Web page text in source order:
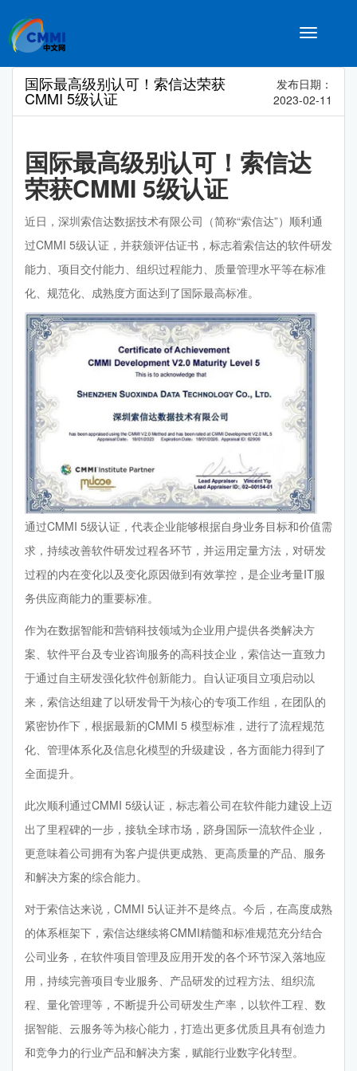
Toggle
国际最高级别认可！索信达荣获
CMMI 5级认证
发布日期：
2023-02-11
国际最高级别认可！索信达
荣获CMMI 5级认证
近日，深圳索信达数据技术有限公司（简称“索信达”）顺利通
过CMMI 5级认证，并获颁评估证书，标志着索信达的软件研发
能力、项目交付能力、组织过程能力、质量管理水平等在标准
化、规范化、成熟度方面达到了国际最高标准。
通过CMMI 5级认证，代表企业能够根据自身业务目标和价值需
求，持续改善软件研发过程各环节，并运用定量方法，对研发
过程的内在变化以及变化原因做到有效掌控，是企业考量IT服
务供应商能力的重要标准。
作为在数据智能和营销科技领域为企业用户提供各类解决方
案、软件平台及专业咨询服务的高科技企业，索信达一直致力
于通过自主研发强化软件创新能力。自认证项目立项启动以
来，索信达组建了以研发骨干为核心的专项工作组，在团队的
紧密协作下，根据最新的CMMI 5 模型标准，进行了流程规范
化、管理体系化及信息化模型的升级建设，各方面能力得到了
全面提升。
此次顺利通过CMMI 5级认证，标志着公司在软件能力建设上迈
出了里程碑的一步，接轨全球市场，跻身国际一流软件企业，
更意味着公司拥有为客户提供更成熟、更高质量的产品、服务
和解决方案的综合能力。
对于索信达来说，CMMI 5认证并不是终点。今后，在高度成熟
的体系框架下，索信达继续将CMMI精髓和标准规范充分结合
公司业务，在软件项目管理及应用开发的各个环节深入落地应
用，持续完善项目专业服务、产品研发的过程方法、组织流
程、量化管理等，不断提升公司研发生产率，以软件工程、数
据智能、云服务等为核心能力，打造出更多优质且具有创造力
和竞争力的行业产品和解决方案，赋能行业数字化转型。